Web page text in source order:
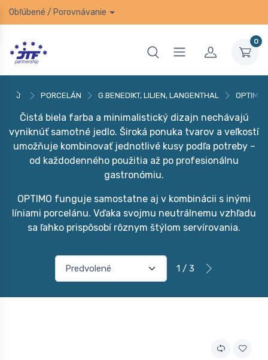
Obľúbené / Porovnávanie
0
PORCELÁN G.BENEDIKT, LILIEN, LANGENTHAL OPTIMO
Čistá biela farba a minimalistický dizajn nechávajú
vyniknúť samotné jedlo. Široká ponuka tvarov a veľkostí
umožňuje kombinovať jednotlivé kusy podľa potreby –
od každodenného použitia až po profesionálnu
gastronómiu.
OPTIMO funguje samostatne aj v kombinácii s inými
líniami porcelánu. Vďaka svojmu neutrálnemu vzhľadu
sa ľahko prispôsobí rôznym štýlom servírovania.
1 / 3